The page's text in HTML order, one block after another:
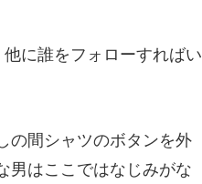
に誰をフォローすればい
男はここではなじみがな